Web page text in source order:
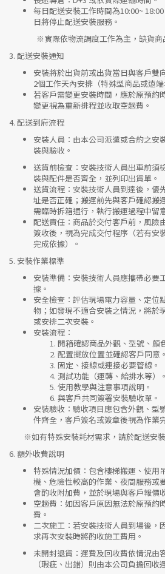
每日配送安裝工作時間為10:00~
日將停止配送安裝服務。
※實際依物流調度工作為主，缺貨商
3. 配送安裝通知
安裝將於出貨前或出貨當日與客戶雙
2個工作天內安排（特殊型商品或遠端
若客戶需變更安裝時間，應於原預約
變更視為重新排程並收取空趟費。
4. 配送到府流程
安裝人員 ：由本公司派遣或合約之
裝與驗收。
送貨前檢查 ：安裝技術人員出車前
裝與配件是否齊全，並列印出貨單。
送貨流程 ：安裝技術人員到達後，
址是否正確；搬運前先與客戶確認搬
需臨時拆箱通行，執行搬運過程中留
配送責任 ：商品於交付客戶前，風
簽收後，視為完成交付程序（若有安
完成依據）。
5. 安裝作業標準
安裝準備 ：安裝技術人員應攜帶必
據。
安全檢查 ：評估現場電力容量、定
物；如發現不適合安裝之情況，將於
或安排二次安裝。
安裝流程 ：
開箱確認商品外觀、型號、顏
配置擺放位置並確認客戶同意。
固定、接線或連接必要管線。
測試功能（運轉、給排水等）。
使用教學與注意事項說明。
與客戶共同簽署安裝驗收單。
安裝驗收 ：驗收項目應包含外觀、
件齊全，客戶簽名或簽章後視為作業
※如有特殊安裝耗材需求，請於配送安
6. 額外收費說明
特殊情況加價 ：包含樓梯搬運、使
機、危險性較高的作業、夜間服務或
會酌收附加費，並於現場與客戶報價
空趟費 ：如因客戶原因無法於原預約
費。
二次施工 ：若安裝技術人員到場後
求再次安裝時將酌收施工費用。
未開封退貨 ：運費及回收費依情況由
（瑕疵、出錯）則由本公司負擔回收